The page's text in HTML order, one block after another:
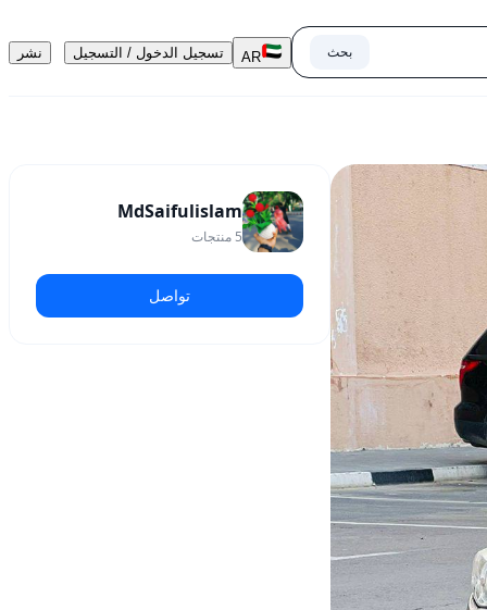
بحث AR تسجيل الدخول / التسجيل نشر
MdSaifulislam
5 منتجات
تواصل